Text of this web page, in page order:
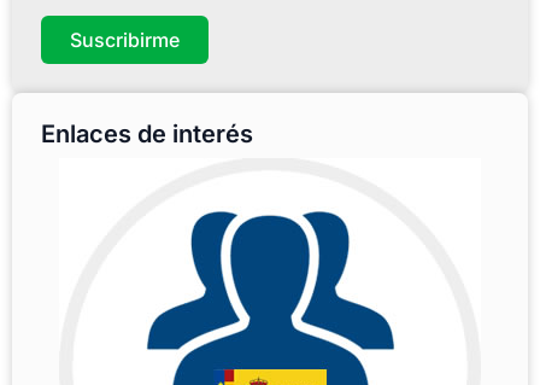
Suscribirme
Enlaces de interés